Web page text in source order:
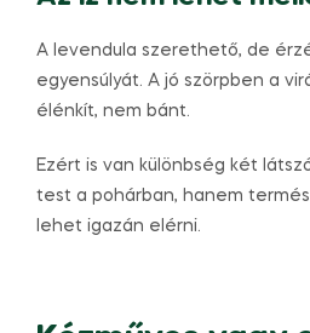
A levendula szerethető, de
egyensúlyát. A jó szörpben a
élénkít, nem bánt.
Ezért is van különbség két
test a pohárban, hanem
lehet igazán elérni.